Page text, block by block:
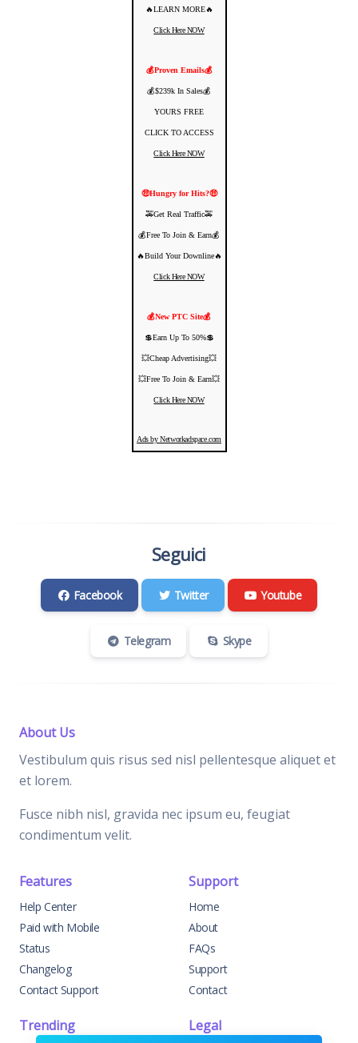
🔥LEARN MORE🔥
Click Here NOW
💰Proven Emails💰
💰$239k In Sales💰
YOURS FREE
CLICK TO ACCESS
Click Here NOW
🤑Hungry for Hits?🤑
🚕Get Real Traffic🚕
💰Free To Join & Earn💰
🔥Build Your Downline🔥
Click Here NOW
💰New PTC Site💰
💲Earn Up To 50%💲
💥Cheap Advertising💥
💥Free To Join & Earn💥
Click Here NOW
Ads by Networkadspace.com
Seguici
Facebook Twitter Youtube
Telegram Skype
About Us
Vestibulum quis risus sed nisl pellentesque aliquet et
et lorem.
Fusce nibh nisl, gravida nec ipsum eu, feugiat
condimentum velit.
Features
Help Center
Paid with Mobile
Status
Changelog
Contact Support
Support
Home
About
FAQs
Support
Contact
Trending
Legal